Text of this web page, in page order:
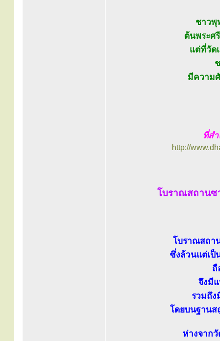
ชาวพุ
ต้นพระศ
แต่ที่วัด
มีความ
ที่ส
http://
โบราณสถานซ
โบราณสถา
ซึ่งล้วนแต่เป็
ถื
จึงมี
รวมถึง
โดยบนฐาน
ห่างจาก